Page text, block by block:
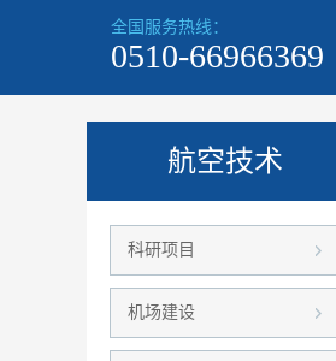
全国服务热线：
0510-66966369
航空技术
科研项目
机场建设